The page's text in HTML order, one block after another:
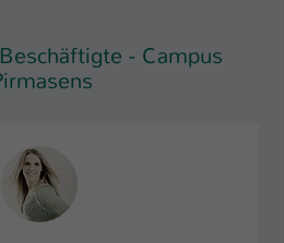
- Campus